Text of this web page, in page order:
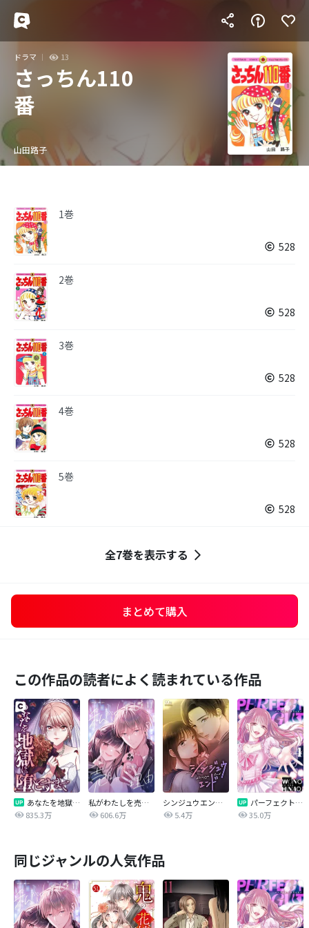
ドラマ 13
さっちん110
番
山田路子
1巻
528
2巻
528
3巻
528
4巻
528
5巻
528
全7巻を表示する
まとめて購入
この作品の読者によく読まれている作品
あなたを地獄に堕とすまで
835.3万
私がわたしを売る理由
606.6万
シンジュウエンド【タテヨミ】
5.4万
パーフェクトグリッター
35.0万
同じジャンルの人気作品